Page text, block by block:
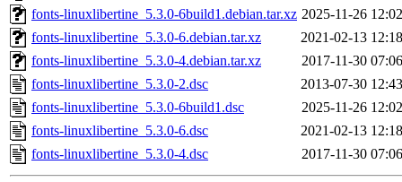
fonts-linuxlibertine_5.3.0-6build1.debian.tar.xz 2025-11-26 12:02
fonts-linuxlibertine_5.3.0-6.debian.tar.xz
2021-02-13 12:18
fonts-linuxlibertine_5.3.0-4.debian.tar.xz
2017-11-30 07:06
fonts-linuxlibertine_5.3.0-2.dsc
2013-07-30 12:43
fonts-linuxlibertine_5.3.0-6build1.dsc
2025-11-26 12:02
fonts-linuxlibertine_5.3.0-6.dsc
2021-02-13 12:18
fonts-linuxlibertine_5.3.0-4.dsc
2017-11-30 07:06